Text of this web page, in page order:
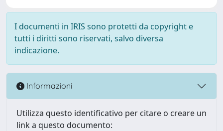
I documenti in IRIS sono protetti da copyright e
tutti i diritti sono riservati, salvo diversa
indicazione.
Informazioni
Utilizza questo identificativo per citare o creare un
link a questo documento: